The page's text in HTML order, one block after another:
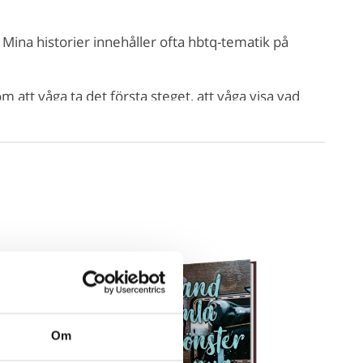
Om
historier innehåller ofta hbtq-tematik på
att våga ta det första steget, att våga visa vad
Jag tycker själv om att läsa precis den
också gillar!
från ungdomsmottagningarna
någon att prata med
har frågor
trans att göra